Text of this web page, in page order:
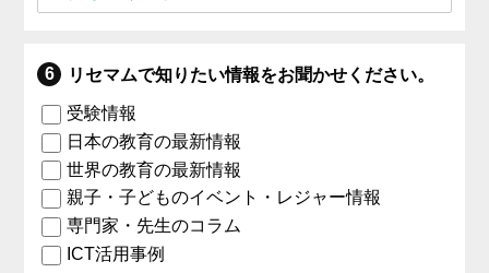
リセマムで知りたい情報をお聞かせください。
受験情報
日本の教育の最新情報
世界の教育の最新情報
親子・子どものイベント・レジャー情報
専門家・先生のコラム
ICT活用事例